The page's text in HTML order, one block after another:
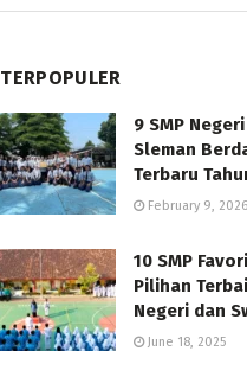
TERPOPULER
9 SMP
Sleman
Terbaru
February 9, 2026
10 SMP
Pilihan
Negeri dan
June 18, 2025